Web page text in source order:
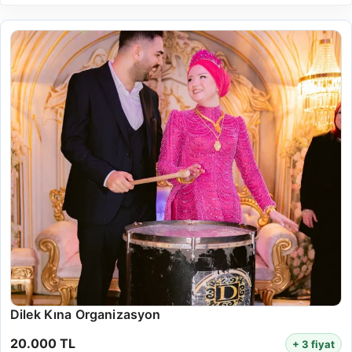
Dilek Kına Organizasyon
20.000 TL
+ 3 fiyat